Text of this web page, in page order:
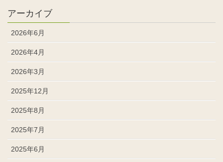
アーカイブ
2026年6月
2026年4月
2026年3月
2025年12月
2025年8月
2025年7月
2025年6月